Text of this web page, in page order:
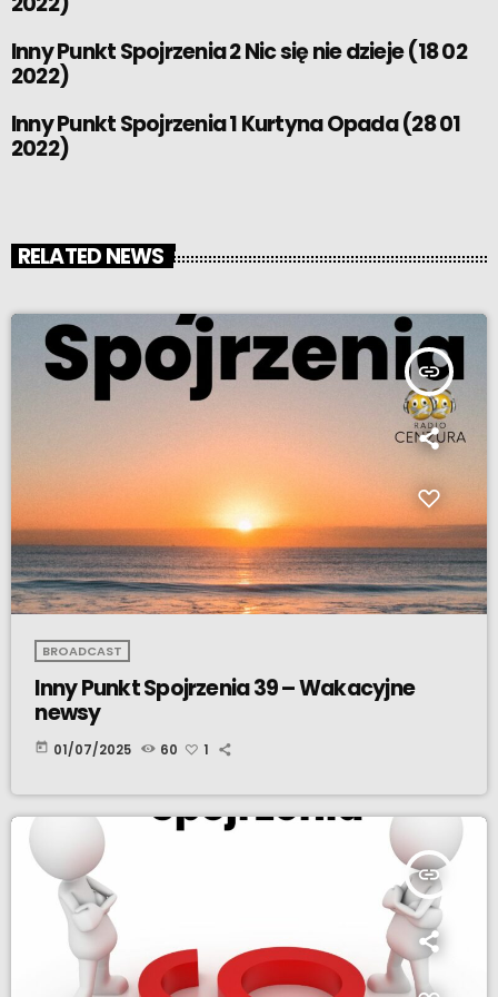
Inny Punkt Spojrzenia 2 Nic się nie dzieje (18 02
2022)
Inny Punkt Spojrzenia 1 Kurtyna Opada (28 01
2022)
RELATED NEWS
insert_link
BROADCAST
Inny Punkt Spojrzenia 39 – Wakacyjne
newsy
today 01/07/2025 60 1
insert_link